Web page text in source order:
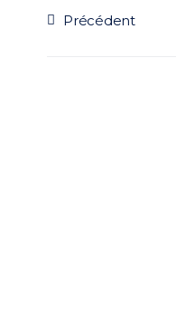
Précédent